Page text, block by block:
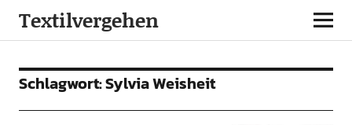
Textilvergehen
Schlagwort:Sylvia Weisheit